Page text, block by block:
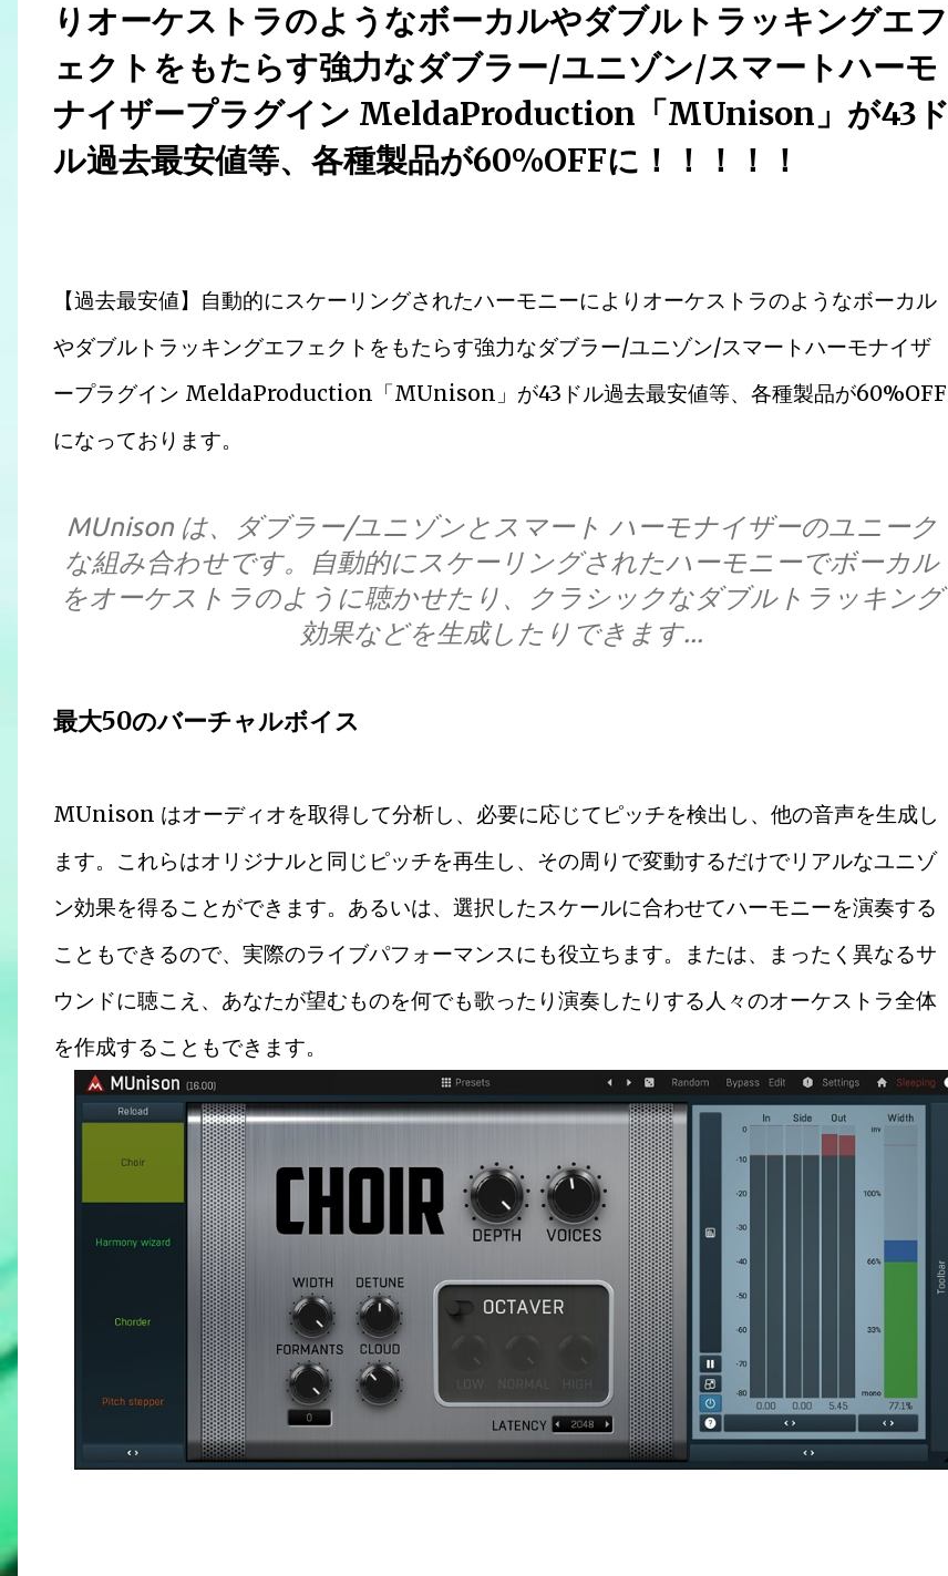
りオーケストラのようなボーカルやダブルトラッキングエフ
ェクトをもたらす強力なダブラー/ユニゾン/スマートハーモ
ナイザープラグイン MeldaProduction「MUnison」が43ド
ル過去最安値等、各種製品が60%OFFに！！！！！
【過去最安値】自動的にスケーリングされたハーモニーによりオーケストラのようなボーカル
やダブルトラッキングエフェクトをもたらす強力なダブラー/ユニゾン/スマートハーモナイザ
ープラグイン MeldaProduction「MUnison」が43ドル過去最安値等、各種製品が60%OFF
になっております。
MUnison は、ダブラー/ユニゾンとスマート ハーモナイザーのユニーク
な組み合わせです。自動的にスケーリングされたハーモニーでボーカル
をオーケストラのように聴かせたり、クラシックなダブルトラッキング
効果などを生成したりできます...
最大50のバーチャルボイス
MUnison はオーディオを取得して分析し、必要に応じてピッチを検出し、他の音声を生成し
ます。これらはオリジナルと同じピッチを再生し、その周りで変動するだけでリアルなユニゾ
ン効果を得ることができます。あるいは、選択したスケールに合わせてハーモニーを演奏する
こともできるので、実際のライブパフォーマンスにも役立ちます。または、まったく異なるサ
ウンドに聴こえ、あなたが望むものを何でも歌ったり演奏したりする人々のオーケストラ全体
を作成することもできます。